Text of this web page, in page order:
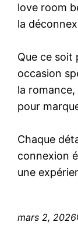
love room
la
Que ce soit
occasion
la
pour
Chaque
connexion
une
mars 2, 2026